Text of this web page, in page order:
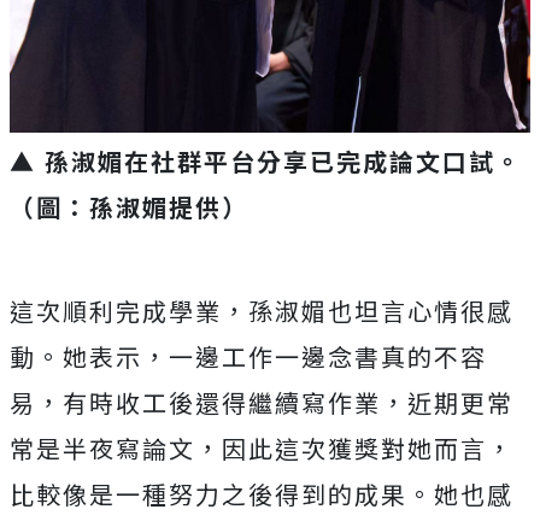
▲ 孫淑媚在社群平台分享已完成論文口試。
（圖：孫淑媚提供）
這次順利完成學業，孫淑媚也坦言心情很感
動。她表示，一邊工作一邊念書真的不容
易，有時收工後還得繼續寫作業，近期更常
常是半夜寫論文，因此這次獲獎對她而言，
比較像是一種努力之後得到的成果。她也感